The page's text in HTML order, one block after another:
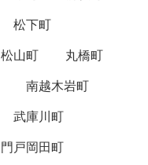
松下町
松山町
丸橋町
南越木岩町
武庫川町
門戸岡田町